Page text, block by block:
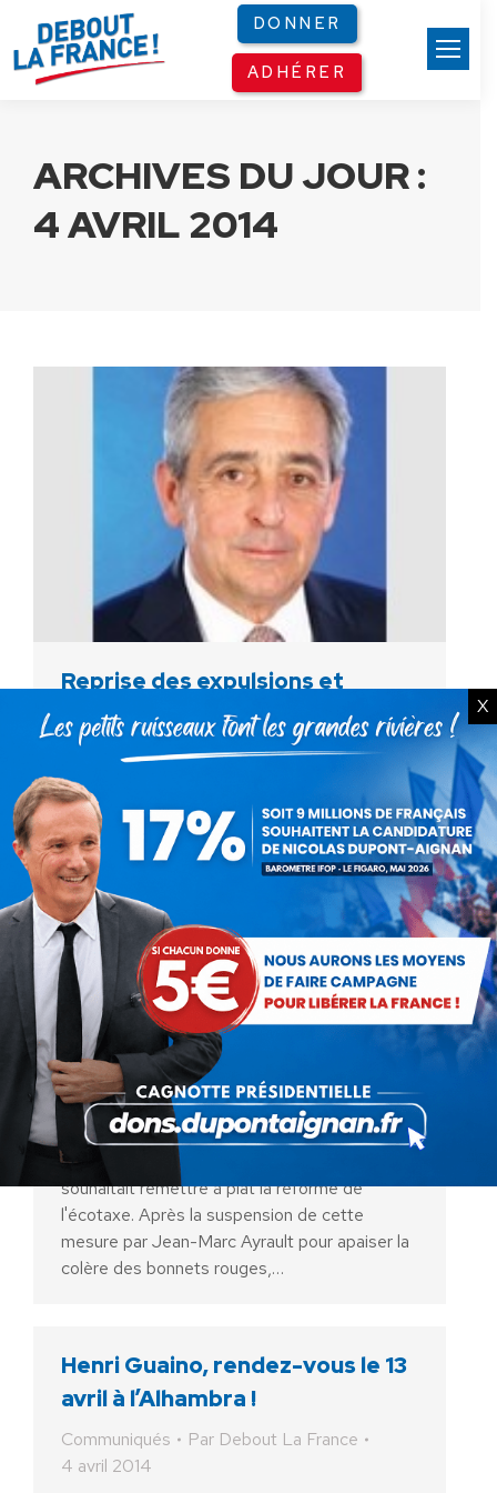
DONNER
ADHÉRER
ARCHIVES DU JOUR :
4 AVRIL 2014
Reprise des expulsions et
« remaniement »
Non classé ParDebout La France
4 avril 2014
L'expulsion du locataire de Matignon confirme
la fin de la période hivernale. Elle serait la
conséquence d'une décision sortie des urnes,
celle du "Peuple Français”, souverain, comme
toujours entendu.…
L’éco-taxe doit être purement
supprimée
Communiqués ParDebout La France
4 avril 2014
Ségolène Royal a annoncé hier qu'elle
souhaitait remettre à plat la réforme de
l'écotaxe. Après la suspension de cette
mesure par Jean-Marc Ayrault pour apaiser la
colère des bonnets rouges,…
Henri Guaino, rendez-vous le 13
avril à l’Alhambra !
Communiqués Par Debout La France
4 avril 2014
X
Panneau de gestion des cookies